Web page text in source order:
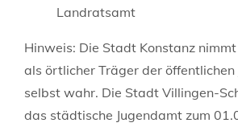
Landratsamt
Hinweis: Die Stadt Konstanz
als örtlicher Träger der öffentlichen
selbst wahr. Die Stadt Villingen-
das städtische Jugendamt zum